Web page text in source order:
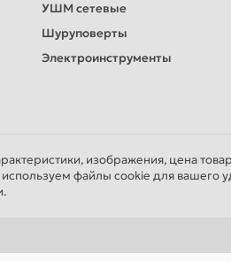
УШМ сетевые
Шуруповерты
Электроинструменты
изображения, цена
файлы cookie для вашего